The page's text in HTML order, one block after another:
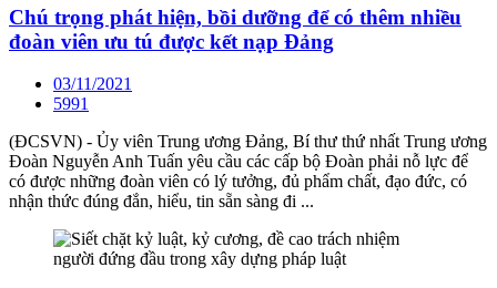
Chú trọng phát hiện, bồi dưỡng để có thêm nhiều
đoàn viên ưu tú được kết nạp Đảng
03/11/2021
5991
(ĐCSVN) - Ủy viên Trung ương Đảng, Bí thư thứ nhất Trung ương
Đoàn Nguyễn Anh Tuấn yêu cầu các cấp bộ Đoàn phải nỗ lực để
có được những đoàn viên có lý tưởng, đủ phẩm chất, đạo đức, có
nhận thức đúng đắn, hiểu, tin sẵn sàng đi ...